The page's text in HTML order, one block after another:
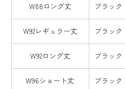
W88ロング丈 ブラック
W92レギュラー丈 ブラック
W92ロング丈 ブラック
W96ショート丈 ブラック